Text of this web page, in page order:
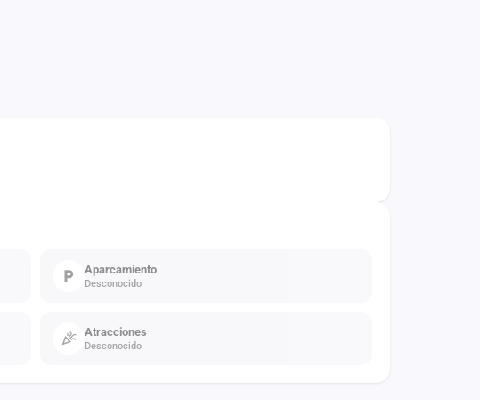
Aparcamiento
Desconocido
Atracciones
Desconocido